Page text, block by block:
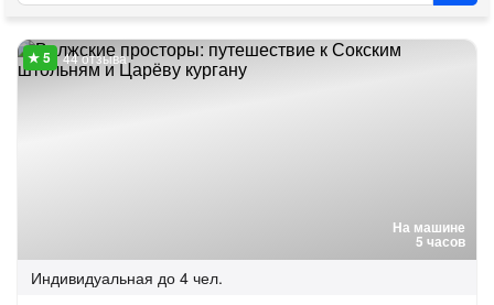
На машине
5 часов
44 отзыва
Индивидуальная до 4 чел.